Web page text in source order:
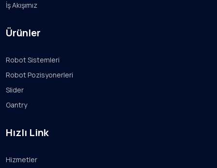
İş Akışımız
Ürünler
Robot Sistemleri
Robot Pozisyonerleri
Slider
Gantry
Hızlı Link
Hizmetler